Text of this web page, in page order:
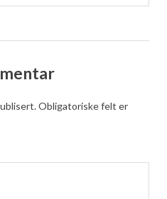
Obligatoriske felt er